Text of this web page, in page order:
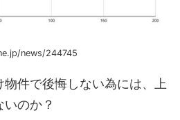
news/244745
件で後悔しない為には、上
のか？